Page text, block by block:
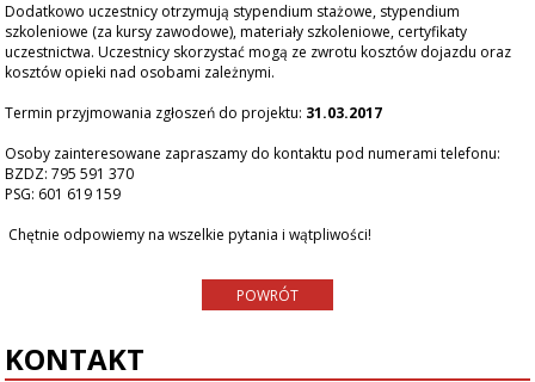
Dodatkowo uczestnicy otrzymują stypendium stażowe, stypendium
szkoleniowe (za kursy zawodowe), materiały szkoleniowe, certyfikaty
uczestnictwa. Uczestnicy skorzystać mogą ze zwrotu kosztów dojazdu oraz
kosztów opieki nad osobami zależnymi.
Termin przyjmowania zgłoszeń do projektu: 31.03.2017
Osoby zainteresowane zapraszamy do kontaktu pod numerami telefonu:
BZDZ: 795 591 370
PSG: 601 619 159
Chętnie odpowiemy na wszelkie pytania i wątpliwości!
POWRÓT
KONTAKT